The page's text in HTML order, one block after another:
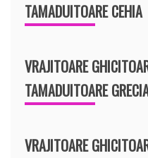
TAMADUITOARE CEHIA
VRAJITOARE
TAMADUITOARE
VRAJITOARE